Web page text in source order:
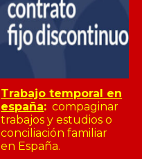
Trabajo temporal en
españa: compaginar
trabajos y estudios o
conciliación familiar
en España.